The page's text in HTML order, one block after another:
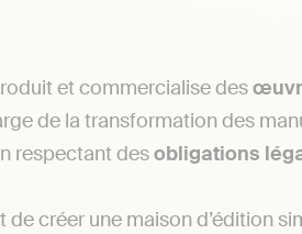
et commercialise des
de la transformation des
respectant desobligations
de créer une maison d’édition